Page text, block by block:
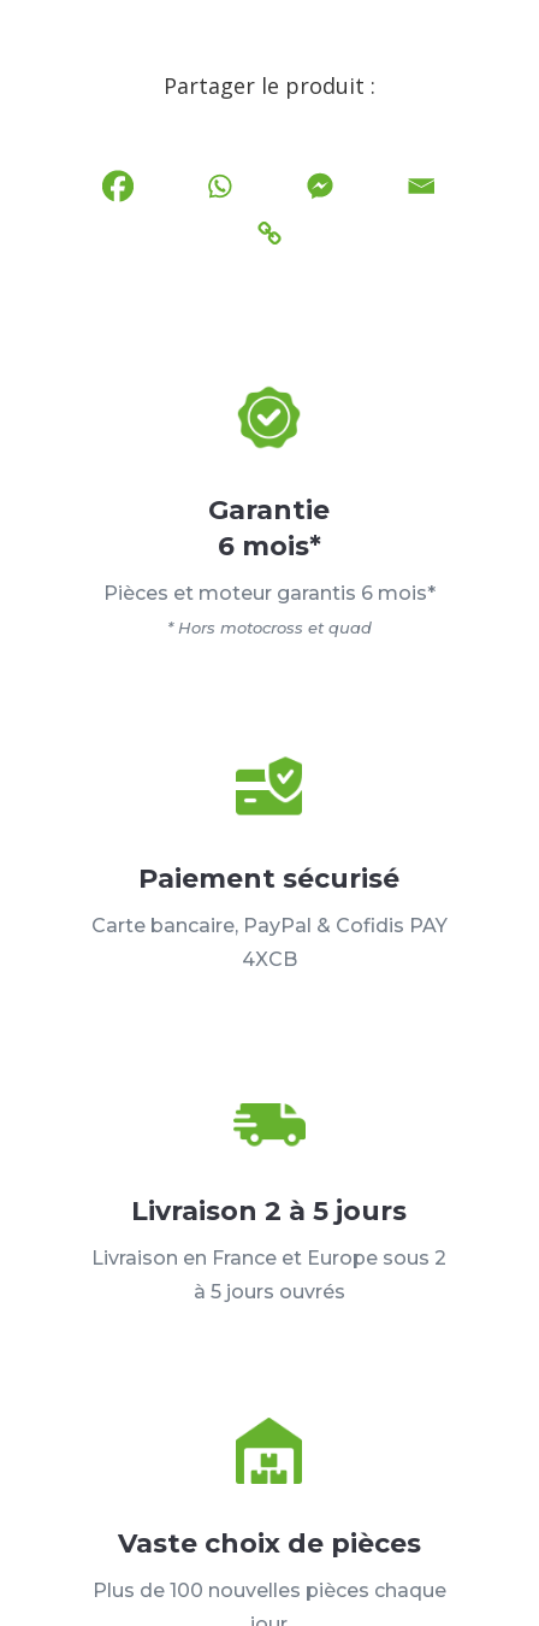
Partager le produit :
Garantie
6 mois*
Pièces et moteur garantis 6 mois*
* Hors motocross et quad
Paiement sécurisé
Carte bancaire, PayPal & Cofidis PAY
4XCB
Livraison 2 à 5 jours
Livraison en France et Europe sous 2
à 5 jours ouvrés
Vaste choix de pièces
Plus de 100 nouvelles pièces chaque